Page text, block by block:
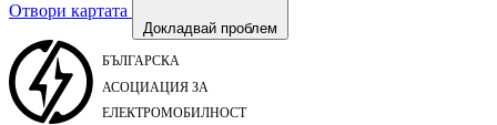
Отвори картата
Докладвай проблем